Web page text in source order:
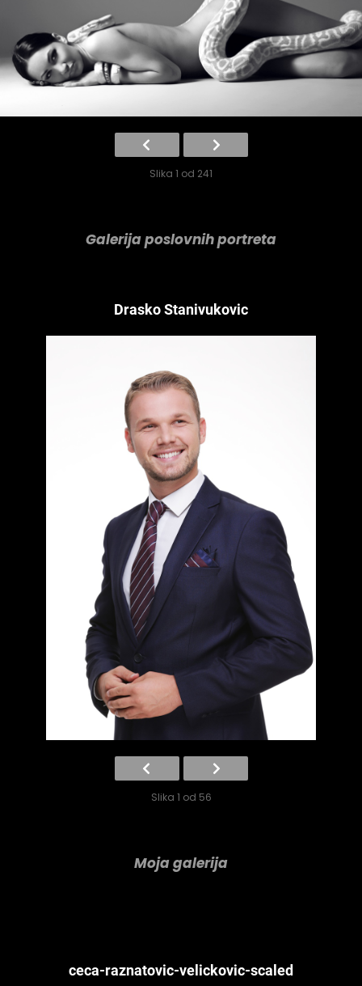
Slika 1 od 241
Galerija poslovnih portreta
Drasko Stanivukovic
Slika 1 od 56
Moja galerija
ceca-raznatovic-velickovic-scaled